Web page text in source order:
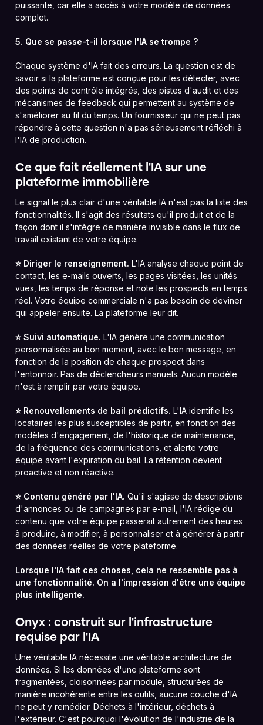
puissante, car elle a accès à votre modèle de données
complet.
5. Que se passe-t-il lorsque l'IA se trompe ?
Chaque système d'IA fait des erreurs. La question est de
savoir si la plateforme est conçue pour les détecter, avec
des points de contrôle intégrés, des pistes d'audit et des
mécanismes de feedback qui permettent au système de
s'améliorer au fil du temps. Un fournisseur qui ne peut pas
répondre à cette question n'a pas sérieusement réfléchi à
l'IA de production.
Ce que fait réellement l'IA sur une
plateforme immobilière
Le signal le plus clair d'une véritable IA n'est pas la liste des
fonctionnalités. Il s'agit des résultats qu'il produit et de la
façon dont il s'intègre de manière invisible dans le flux de
travail existant de votre équipe.
⭐️ Diriger le renseignement. L'IA analyse chaque point de
contact, les e-mails ouverts, les pages visitées, les unités
vues, les temps de réponse et note les prospects en temps
réel. Votre équipe commerciale n'a pas besoin de deviner
qui appeler ensuite. La plateforme leur dit.
⭐️ Suivi automatique. L'IA génère une communication
personnalisée au bon moment, avec le bon message, en
fonction de la position de chaque prospect dans
l'entonnoir. Pas de déclencheurs manuels. Aucun modèle
n'est à remplir par votre équipe.
⭐️ Renouvellements de bail prédictifs. L'IA identifie les
locataires les plus susceptibles de partir, en fonction des
modèles d'engagement, de l'historique de maintenance,
de la fréquence des communications, et alerte votre
équipe avant l'expiration du bail. La rétention devient
proactive et non réactive.
⭐️ Contenu généré par l'IA. Qu'il s'agisse de descriptions
d'annonces ou de campagnes par e-mail, l'IA rédige du
contenu que votre équipe passerait autrement des heures
à produire, à modifier, à personnaliser et à générer à partir
des données réelles de votre plateforme.
Lorsque l'IA fait ces choses, cela ne ressemble pas à
une fonctionnalité. On a l'impression d'être une équipe
plus intelligente.
Onyx : construit sur l'infrastructure
requise par l'IA
Une véritable IA nécessite une véritable architecture de
données. Si les données d'une plateforme sont
fragmentées, cloisonnées par module, structurées de
manière incohérente entre les outils, aucune couche d'IA
ne peut y remédier. Déchets à l'intérieur, déchets à
l'extérieur. C'est pourquoi l'évolution de l'industrie de la